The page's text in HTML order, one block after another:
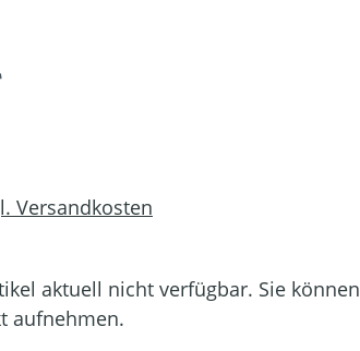
Versandkosten
aktuell nicht verfügbar. Sie können
aufnehmen.